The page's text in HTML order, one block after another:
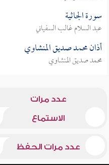
سورة الجاثية
عبد السلام غالب السفياني
أذان محمد صديق المنشاوي
محمد صديق المنشاوي
عدد مرات
الاستماع
عدد مرات الحفظ